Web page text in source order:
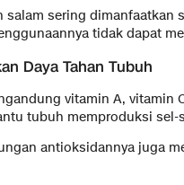
salam sering dimanfaatkan
tidak dapat
Daya Tahan Tubuh
vitamin A, vitamin
tubuh memproduksi
antioksidannya juga